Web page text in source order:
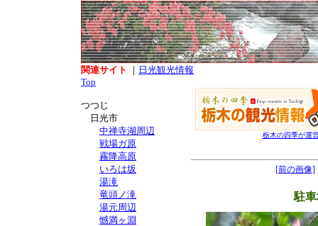
関連サイト ｜ 日光観光情報
Top
つつじ
日光市
中禅寺湖周辺
戦場ガ原
霧降高原
いろは坂
湯滝
竜頭ノ滝
湯元周辺
憾満ヶ淵
栃木の四季が運
[前の画像]
駐